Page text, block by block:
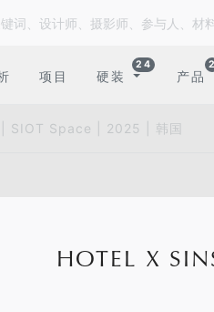
项目 硬装
24
产品
2
| SIOT Space | 2025 | 韩国
HOTEL X